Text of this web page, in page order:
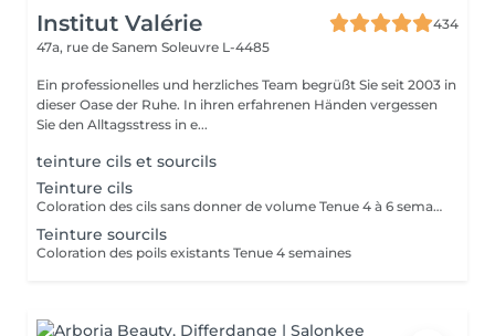
Institut Valérie
434
47a, rue de Sanem Soleuvre L-4485
Ein professionelles und herzliches Team begrüßt Sie seit 2003 in
dieser Oase der Ruhe. In ihren erfahrenen Händen vergessen
Sie den Alltagsstress in e...
teinture cils et sourcils
Teinture cils
Coloration des cils sans donner de volume Tenue 4 à 6 semaines
Teinture sourcils
Coloration des poils existants Tenue 4 semaines